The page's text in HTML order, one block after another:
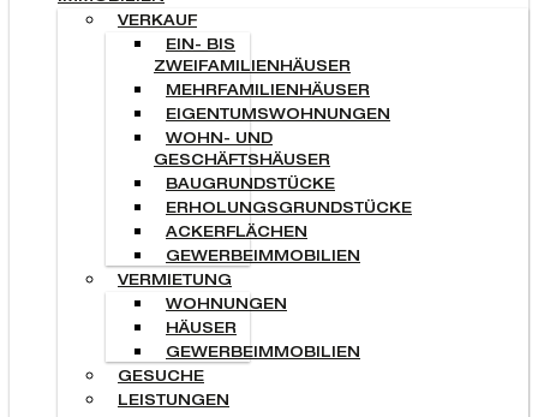
VERKAUF
EIN- BIS
ZWEIFAMILIENHÄUSER
MEHRFAMILIENHÄUSER
EIGENTUMSWOHNUNGEN
WOHN- UND
GESCHÄFTSHÄUSER
BAUGRUNDSTÜCKE
ERHOLUNGSGRUNDSTÜCKE
ACKERFLÄCHEN
GEWERBEIMMOBILIEN
VERMIETUNG
WOHNUNGEN
HÄUSER
GEWERBEIMMOBILIEN
GESUCHE
LEISTUNGEN